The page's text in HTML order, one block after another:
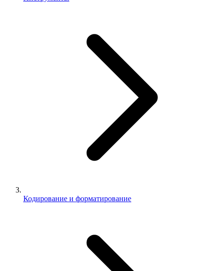
Кодирование и форматирование